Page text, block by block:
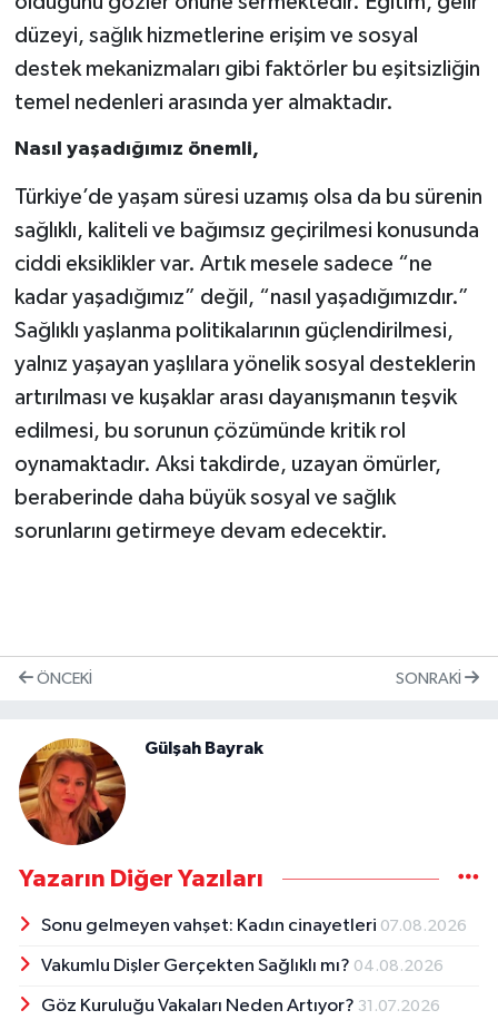
düzeyi, sağlık hizmetlerine erişim ve sosyal
destek mekanizmaları gibi faktörler bu eşitsizliğin
temel nedenleri arasında yer almaktadır.
Nasıl yaşadığımız önemli,
Türkiye’de yaşam süresi uzamış olsa da bu sürenin
sağlıklı, kaliteli ve bağımsız geçirilmesi konusunda
ciddi eksiklikler var. Artık mesele sadece “ne
kadar yaşadığımız” değil, “nasıl yaşadığımızdır.”
Sağlıklı yaşlanma politikalarının güçlendirilmesi,
yalnız yaşayan yaşlılara yönelik sosyal desteklerin
artırılması ve kuşaklar arası dayanışmanın teşvik
edilmesi, bu sorunun çözümünde kritik rol
oynamaktadır. Aksi takdirde, uzayan ömürler,
beraberinde daha büyük sosyal ve sağlık
sorunlarını getirmeye devam edecektir.
ÖNCEKI SONRAKI
Gülşah Bayrak
Yazarın Diğer Yazıları
Sonu gelmeyen vahşet: Kadın cinayetleri 07.08.2026
Vakumlu Dişler Gerçekten Sağlıklı mı? 04.08.2026
Göz Kuruluğu Vakaları Neden Artıyor? 31.07.2026